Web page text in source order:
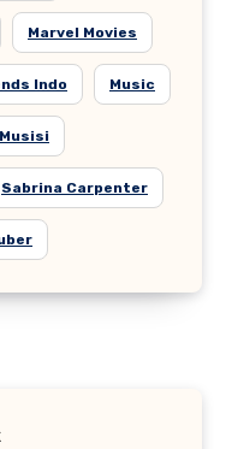
Marvel Movies
Indo Music
Musisi
Sabrina Carpenter